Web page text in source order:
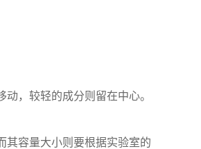
，较轻的成分则留在中心。
其容量大小则要根据实验室的